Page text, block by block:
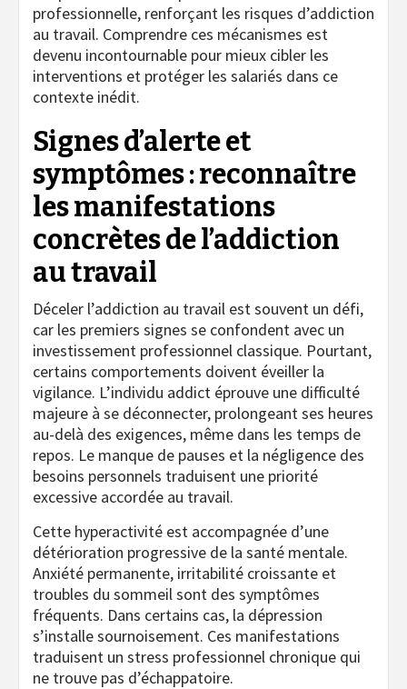
professionnelle, renforçant les risques d’addiction
au travail. Comprendre ces mécanismes est
devenu incontournable pour mieux cibler les
interventions et protéger les salariés dans ce
contexte inédit.
Signes d’alerte et
symptômes : reconnaître
les manifestations
concrètes de l’addiction
au travail
Déceler l’addiction au travail est souvent un défi,
car les premiers signes se confondent avec un
investissement professionnel classique. Pourtant,
certains comportements doivent éveiller la
vigilance. L’individu addict éprouve une difficulté
majeure à se déconnecter, prolongeant ses heures
au-delà des exigences, même dans les temps de
repos. Le manque de pauses et la négligence des
besoins personnels traduisent une priorité
excessive accordée au travail.
Cette hyperactivité est accompagnée d’une
détérioration progressive de la santé mentale.
Anxiété permanente, irritabilité croissante et
troubles du sommeil sont des symptômes
fréquents. Dans certains cas, la dépression
s’installe sournoisement. Ces manifestations
traduisent un stress professionnel chronique qui
ne trouve pas d’échappatoire.